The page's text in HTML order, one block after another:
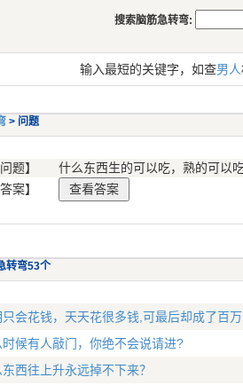
搜索脑筋急转弯:
输入最短的关键字，如查男人
> 问题
问题】
什么东西生的可以吃，熟的可以
答案】
转弯53个
只会花钱，天天花很多钱,可最后却成了百
时候有人敲门，你绝不会说请进?
西往上升永远掉不下来？